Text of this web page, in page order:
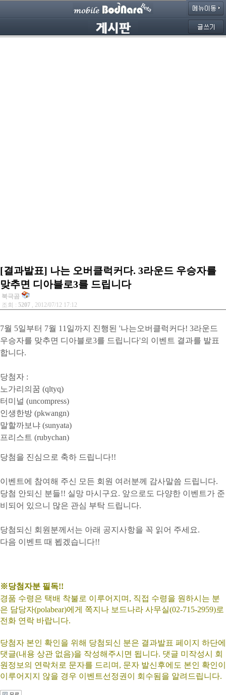
[결과발표] 나는 오버클럭커다. 3라운드 우승자를
맞추면 디아블로3를 드립니다
북극곰
조회 : 5207 , 2012/07/12 17:12
7월 5일부터 7월 11일까지 진행된 '나는오버클럭커다! 3라운드
우승자를 맞추면 디아블로3를 드립니다'의 이벤트 결과를 발표
합니다.
당첨자 :
노가리의꿈 (qltyq)
터미널 (uncompress)
인생한방 (pkwangn)
말할까보냐 (sunyata)
프리스트 (rubychan)
당첨을 진심으로 축하 드립니다!!
이벤트에 참여해 주신 모든 회원 여러분께 감사말씀 드립니다.
당첨 안되신 분들!! 실망 마시구요. 앞으로도 다양한 이벤트가 준
비되어 있으니 많은 관심 부탁 드립니다.
당첨되신 회원분께서는 아래 공지사항을 꼭 읽어 주세요.
다음 이벤트 때 뵙겠습니다!!
※당첨자분 필독!!
경품 수령은 택배 착불로 이루어지며, 직접 수령을 원하시는 분
은 담당자(polabear)에게 쪽지나 보드나라 사무실(02-715-2959)로
전화 연락 바랍니다.
당첨자 본인 확인을 위해 당첨되신 분은 결과발표 페이지 하단에
댓글(내용 상관 없음)을 작성해주시면 됩니다. 댓글 미작성시 회
원정보의 연락처로 문자를 드리며, 문자 발신후에도 본인 확인이
이루어지지 않을 경우 이벤트선정권이 회수됨을 알려드립니다.